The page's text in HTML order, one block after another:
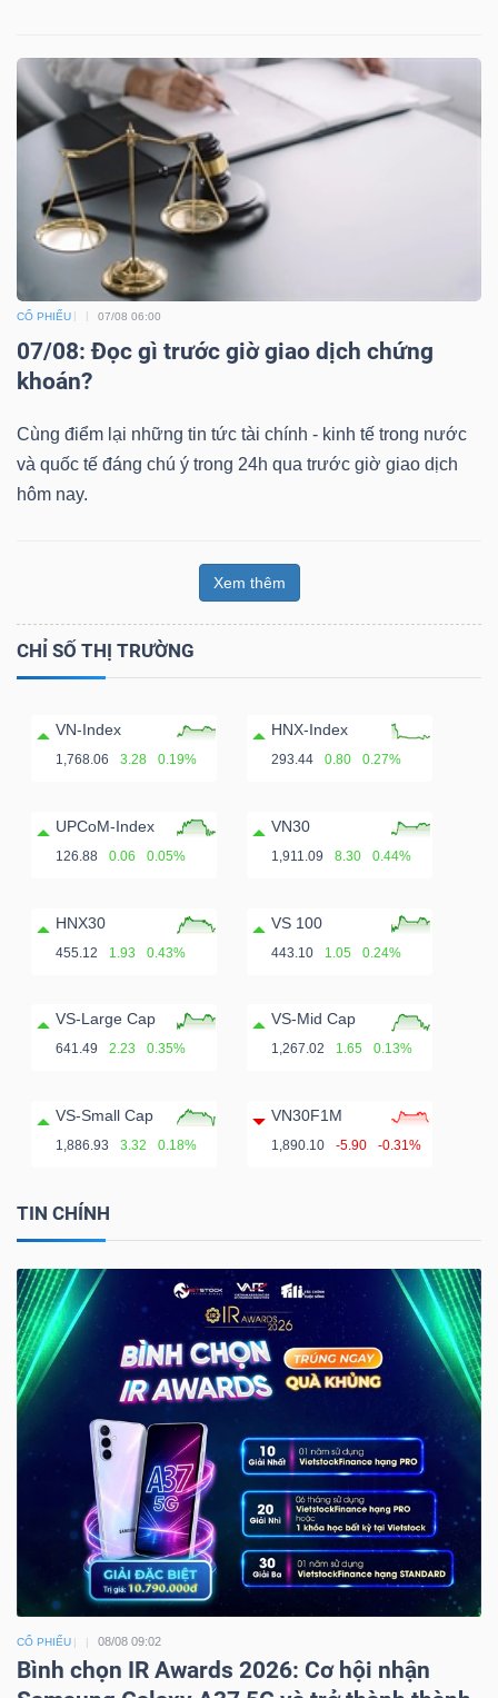
CỔ PHIẾU 07/08 06:00
07/08: Đọc gì trước giờ giao dịch chứng
khoán?
Cùng điểm lại những tin tức tài chính - kinh tế trong nước
và quốc tế đáng chú ý trong 24h qua trước giờ giao dịch
hôm nay.
Xem thêm
CHỈ SỐ THỊ TRƯỜNG
VN-Index
1,768.06 3.28 0.19%
HNX-Index
293.44 0.80 0.27%
UPCoM-Index
126.88 0.06 0.05%
VN30
1,911.09 8.30 0.44%
HNX30
455.12 1.93 0.43%
VS 100
443.10 1.05 0.24%
VS-Large Cap
641.49 2.23 0.35%
VS-Mid Cap
1,267.02 1.65 0.13%
VS-Small Cap
1,886.93 3.32 0.18%
VN30F1M
1,890.10 -5.90 -0.31%
TIN CHÍNH
CỔ PHIẾU 08/08 09:02
Bình chọn IR Awards 2026: Cơ hội nhận